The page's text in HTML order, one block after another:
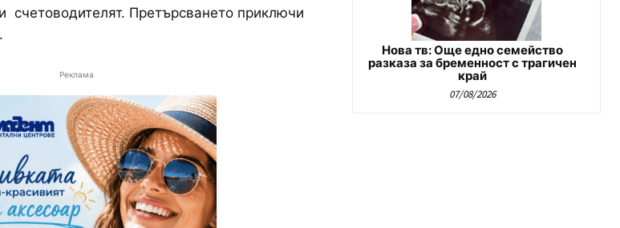
счетоводителят. Претърсването приключи
Реклама
Нова тв: Още едно семейство
разказа за бременност с трагичен
край
07/08/2026